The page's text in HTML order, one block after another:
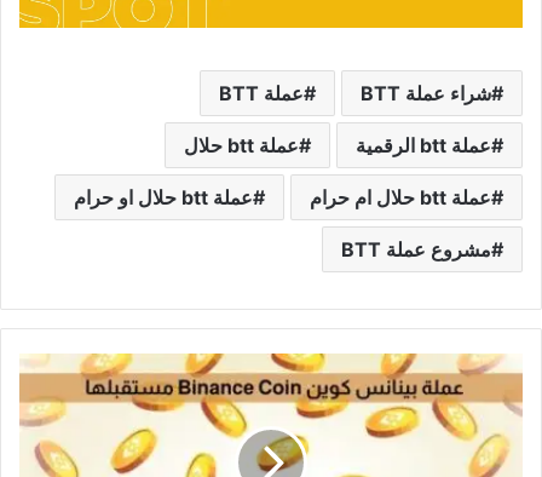
شراء عملة BTT عملة BTT
عملة btt الرقمية عملة btt حلال
عملة btt حلال ام حرام عملة btt حلال او حرام
مشروع عملة BTT
عملة
كوين
Binance
Coin